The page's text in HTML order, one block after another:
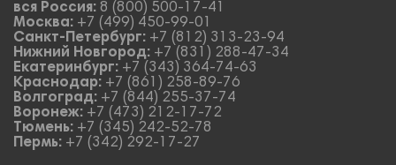
вся Россия: 8 (800) 500-17-41
Москва: +7 (499) 450-99-01
Санкт-Петербург: +7 (812) 313-23-94
Нижний Новгород: +7 (831) 288-47-34
Екатеринбург: +7 (343) 364-74-63
Краснодар: +7 (861) 258-89-76
Волгоград: +7 (844) 255-37-74
Воронеж: +7 (473) 212-17-72
Тюмень: +7 (345) 242-52-78
Пермь: +7 (342) 292-17-27